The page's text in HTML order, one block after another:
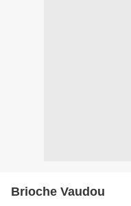
Brioche Vaudou